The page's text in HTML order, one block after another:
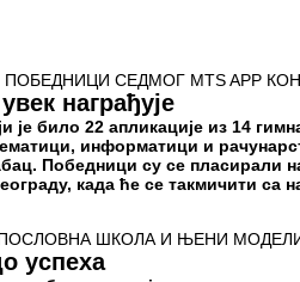
СЕДМОГ MTS APP
награђује
је било 22 апликације из 14
информатици и
Победници су се пласирали
када ће се такмичити
ПОСЛОВНА ШКОЛА И ЊЕНИ
успеха